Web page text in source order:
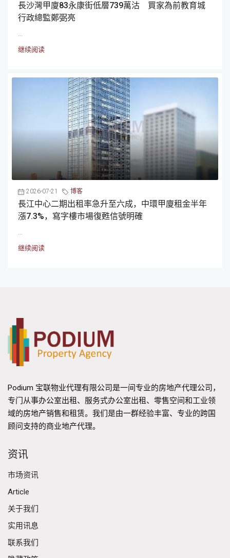
長沙灣甲廈83永康街低層739萬沽 買家為前教育城
行政總監鄭弼亮
...
继续阅读
2026-07-21 博客
長江中心二期出租率急升至六成，中環甲廈租金半年
漲7.3%，寫字樓市場復甦信號明確
...
继续阅读
Podium 宝联物业代理有限公司是一间专业的房地产代理公司，
专门从事办公室出租、服务式办公室出租、零售空间和工业领
域的房地产销售和租赁。我们是由一群经验丰富、专业的跨国
顾问支持的商业地产代理。
资讯
市场资讯
Article
关于我们
实用讯息
联系我们